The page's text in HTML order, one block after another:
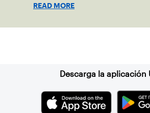
READ MORE
Descarga la aplicación